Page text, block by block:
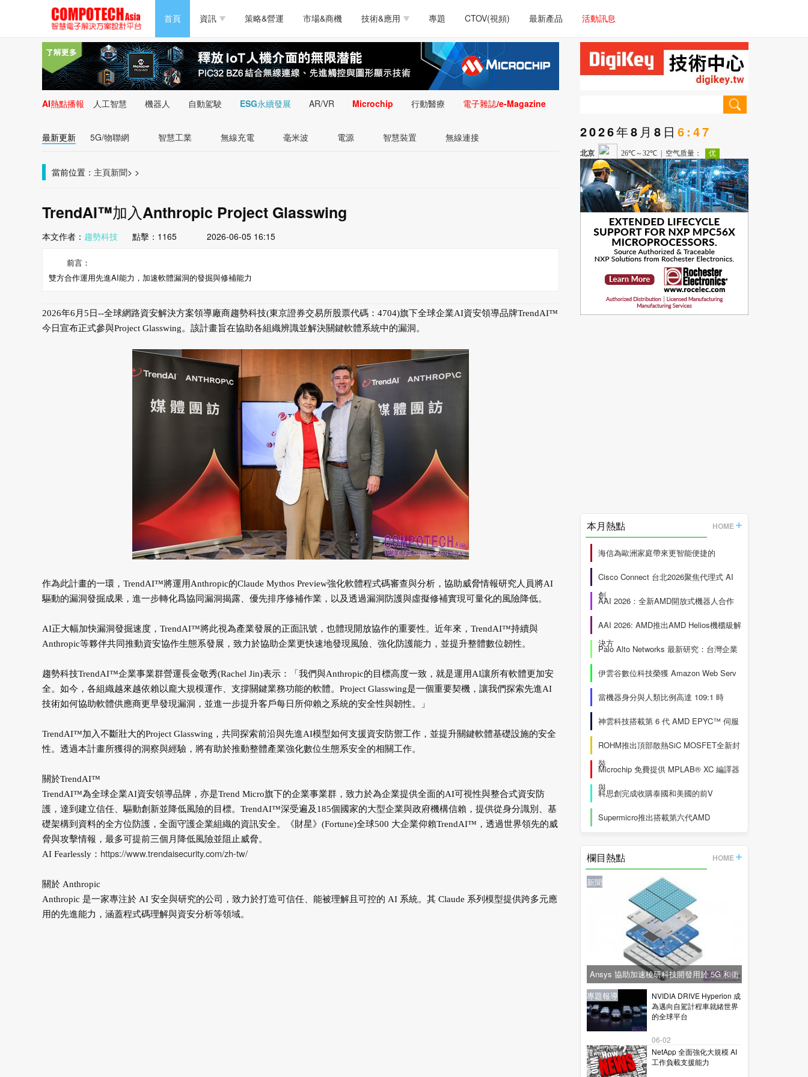
首頁 資訊
半導體/零組件 測試量測
PC/周邊 軟體/工具 醫療電子
新能源 人工智慧 安防監控
策略&營運 市場&商機 技術&應用
電源技術
醫療電子 通訊&網路
類比技術 LED/照明技術 微處理器/微控制器
嵌入技術 感測技術
專題 CTOV(視頻) 最新產品 活動訊息
PC/周邊 軟體/工具 醫療電子
新能源 人工智慧 安防監控
醫療電子 通訊&網路 介面技術
類比技術 LED/照明技術 微處理器/微控制器
嵌入技術 感測技術 量測儀器
智慧型視覺影像/監
控技術
AI熱點播報 人工智慧 機器人 自動駕駛 ESG永續發展 AR/VR Microchip 行動醫療 電子雜誌/e-Magazine
最新更新 5G/物聯網 智慧工業 無線充電 毫米波 電源 智慧裝置 無線連接
當前位置： 主頁 >
新聞 >
TrendAI™加入Anthropic Project Glasswing
本文作者： 趨勢科技點擊： 1165 2026-06-05 16:15
前言：
雙方合作運用先進AI能力，加速軟體漏洞的發掘與修補能力
2026年6月5日--全球網路資安解決方案領導廠商趨勢科技(東京證券交易所股票代碼：4704)旗下全球企業AI資安領導品牌TrendAI™
今日宣布正式參與Project Glasswing。該計畫旨在協助各組織辨識並解決關鍵軟體系統中的漏洞。
作為此計畫的一環，TrendAI™將運用Anthropic的Claude Mythos Preview強化軟體程式碼審查與分析，協助威脅情報研究人員將AI
驅動的漏洞發掘成果，進一步轉化爲協同漏洞揭露、優先排序修補作業，以及透過漏洞防護與虛擬修補實現可量化的風險降低。
AI正大幅加快漏洞發掘速度，TrendAI™將此視為產業發展的正面訊號，也體現開放協作的重要性。近年來，TrendAI™持續與
Anthropic等夥伴共同推動資安協作生態系發展，致力於協助企業更快速地發現風險、強化防護能力，並提升整體數位韌性。
趨勢科技TrendAI™企業事業群營運長金敬秀(Rachel Jin)表示：「我們與Anthropic的目標高度一致，就是運用AI讓所有軟體更加安
全。如今，各組織越來越依賴以龐大規模運作、支撐關鍵業務功能的軟體。Project Glasswing是一個重要契機，讓我們探索先進AI
技術如何協助軟體供應商更早發現漏洞，並進一步提升客戶每日所仰賴之系統的安全性與韌性。」
TrendAI™加入不斷壯大的Project Glasswing，共同探索前沿與先進AI模型如何支援資安防禦工作，並提升關鍵軟體基礎設施的安全
性。透過本計畫所獲得的洞察與經驗，將有助於推動整體產業強化數位生態系安全的相關工作。
關於TrendAI™
TrendAI™為全球企業AI資安領導品牌，亦是Trend Micro旗下的企業事業群，致力於為企業提供全面的AI可視性與整合式資安防
護，達到建立信任、驅動創新並降低風險的目標。TrendAI™深受遍及185個國家的大型企業與政府機構信賴，提供從身分識別、基
礎架構到資料的全方位防護，全面守護企業組織的資訊安全。《財星》(Fortune)全球500 大企業仰賴TrendAI™，透過世界領先的威
脅與攻擊情報，最多可提前三個月降低風險並阻止威脅。
AI Fearlessly： https://www.trendaisecurity.com/zh-tw/
關於 Anthropic
Anthropic 是一家專注於 AI 安全與研究的公司，致力於打造可信任、能被理解且可控的 AI 系統。其 Claude 系列模型提供跨多元應
用的先進能力，涵蓋程式碼理解與資安分析等領域。
2026年8月8日 6:47
本月熱點 HOME
海信為歐洲家庭帶來更智能便捷的
Cisco Connect 台北2026聚焦代理式 AI
創
AAI 2026：全新AMD開放式機器人合作
AAI 2026: AMD推出AMD Helios機櫃級解
決方
Palo Alto Networks 最新研究：台灣企業
伊雲谷數位科技榮獲 Amazon Web Serv
當機器身分與人類比例高達 109:1 時
神雲科技搭載第 6 代 AMD EPYC™ 伺服
ROHM推出頂部散熱SiC MOSFET全新封
裝
Microchip 免費提供 MPLAB® XC 編譯器
與
科思創完成收購泰國和美國的前V
Supermicro推出搭載第六代AMD
EPYC™
欄目熱點 HOME
新聞
Ansys 協助加速稜研科技開發用於 5G 和衛
星通訊的下一代毫米波技術
新聞
NVIDIA DRIVE Hyperion 成
為邁向自駕計程車就緒世界
的全球平台
06-02
新聞
NetApp 全面強化大規模 AI
工作負載支援能力
專題報導
新聞
專題報導